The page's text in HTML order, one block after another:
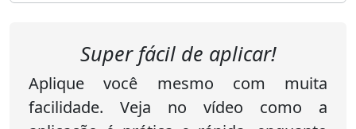
Super fácil de aplicar!
Aplique você mesmo com muita
facilidade. Veja no vídeo como a